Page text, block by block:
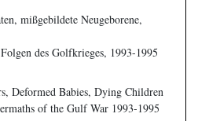
mißgebildete Neugeborene,
des Golfkrieges, 1993-1995
Deformed Babies, Dying Children
of the Gulf War 1993-1995